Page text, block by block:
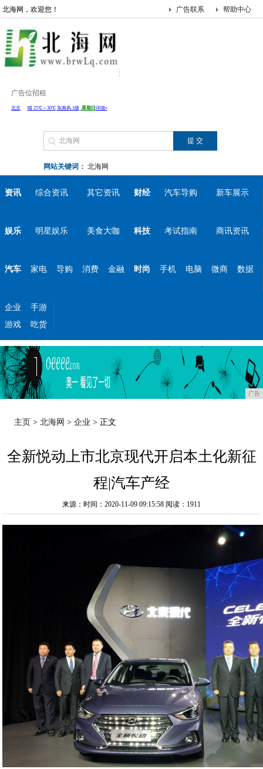
北海网，欢迎您！ 帮助中心
广告联系
广告位招租
网站关键词： 北海网
资讯 综合资讯 其它资讯 财经 汽车导购 新车展示
娱乐 明星娱乐 美食大咖 科技 考试指南 商讯资讯
汽车 家电 导购 消费 金融 时尚 手机 电脑 微商 数据
企业
手游
游戏
吃货
广告
主页 >北海网 >企业 > 正文
全新悦动上市北京现代开启本土化新征
程|汽车产经
来源：时间：2020-11-09 09:15:58 阅读：1911